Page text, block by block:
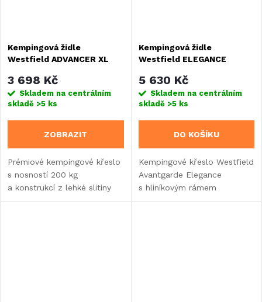
Kempingová židle
Westfield ADVANCER XL
3 698 Kč
Skladem na centrálním
skladě >5 ks
ZOBRAZIT
Prémiové kempingové křeslo
s nosností 200 kg
a konstrukcí z lehké slitiny
DuraLite. Nabízí
Kempingová židle
Westfield ELEGANCE
5 630 Kč
Skladem na centrálním
skladě >5 ks
DO KOŠÍKU
Kempingové křeslo Westfield
Avantgarde Elegance
s hliníkovým rámem
a nosností 150 kg. Nabízí 7